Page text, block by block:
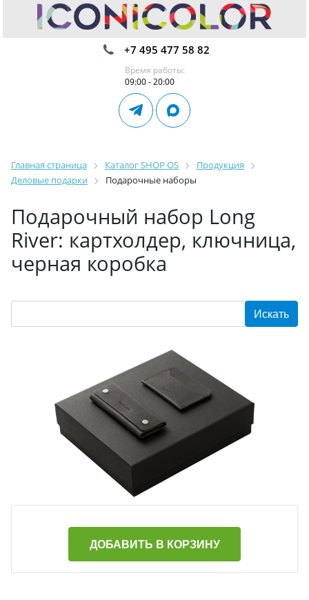
+7 495 477 58 82
Время работы:
09:00 - 20:00
Главная страница Каталог SHOP OS
Продукция
Деловые подарки
Подарочные наборы
Подарочный набор Long
River: картхолдер, ключница,
черная коробка
ДОБАВИТЬ В КОРЗИНУ